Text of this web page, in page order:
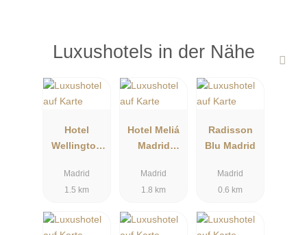
Luxushotels in der Nähe
Hotel
Wellington
Madrid
1.5 km
Hotel Meliá
Madrid
Madrid
1.8 km
Radisson
Blu Madrid
Madrid
0.6 km